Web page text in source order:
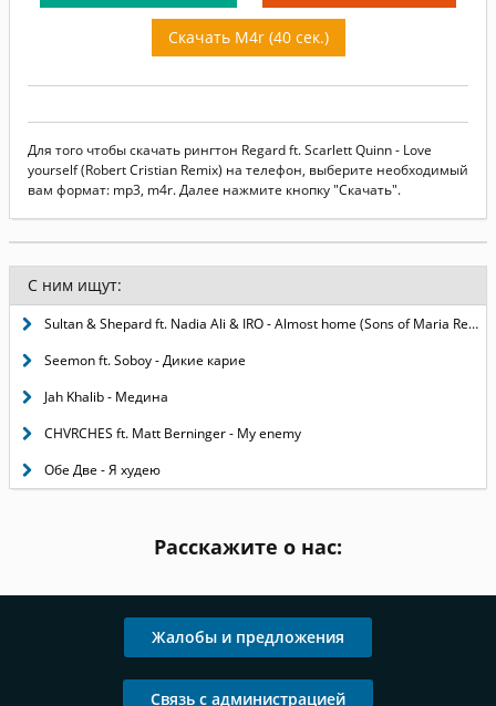
Скачать M4r (40 сек.)
Для того чтобы скачать рингтон Regard ft. Scarlett Quinn - Love
yourself (Robert Cristian Remix) на телефон, выберите необходимый
вам формат: mp3, m4r. Далее нажмите кнопку "Скачать".
С ним ищут:
Sultan & Shepard ft. Nadia Ali & IRO - Almost home (Sons of Maria Remix)
Seemon ft. Soboy - Дикие карие
Jah Khalib - Медина
CHVRCHES ft. Matt Berninger - My enemy
Обе Две - Я худею
Расскажите о нас:
Жалобы и предложения
Связь с администрацией